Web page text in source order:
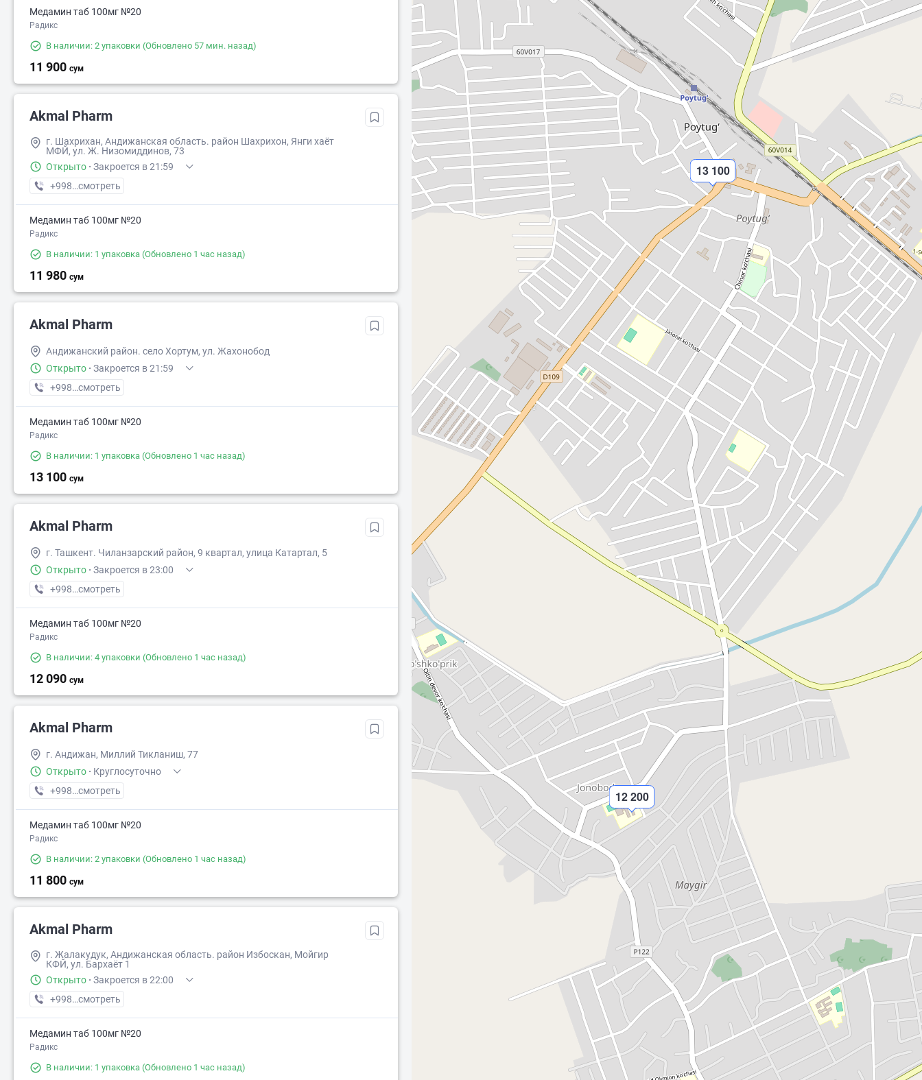
Медамин таб 100мг №20
Радикс
В наличии: 2 упаковки (Обновлено 57 мин. назад)
11 900 сум
Akmal Pharm
г. Шахрихан, Андижанская область. район Шахрихон, Янги хаёт
МФЙ, ул. Ж. Низомиддинов, 73
Открыто · Закроется в 21:59
+998 (90) XXX-XX-XX
смотреть
Медамин таб 100мг №20
Радикс
В наличии: 1 упаковка (Обновлено 1 час назад)
11 980 сум
Akmal Pharm
Андижанский район. село Хортум, ул. Жахонобод
Открыто · Закроется в 21:59
+998 (91) XXX-XX-XX
смотреть
Медамин таб 100мг №20
Радикс
В наличии: 1 упаковка (Обновлено 1 час назад)
13 100 сум
Akmal Pharm
г. Ташкент. Чиланзарский район, 9 квартал, улица Катартал, 5
Открыто · Закроется в 23:00
+998 (99) XXX-XX-XX
смотреть
Медамин таб 100мг №20
Радикс
В наличии: 4 упаковки (Обновлено 1 час назад)
12 090 сум
Akmal Pharm
г. Андижан, Миллий Тикланиш, 77
Открыто · Круглосуточно
+998 (91) XXX-XX-XX
смотреть
Медамин таб 100мг №20
Радикс
В наличии: 2 упаковки (Обновлено 1 час назад)
11 800 сум
Akmal Pharm
г. Жалакудук, Андижанская область. район Избоскан, Мойгир
КФЙ, ул. Бархаёт 1
Открыто · Закроется в 22:00
+998 (90) XXX-XX-XX
смотреть
Медамин таб 100мг №20
Радикс
В наличии: 1 упаковка (Обновлено 1 час назад)
12 200
13 100